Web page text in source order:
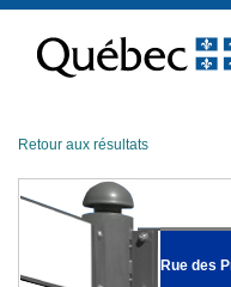
contenu
Retour aux résultats
Rue des